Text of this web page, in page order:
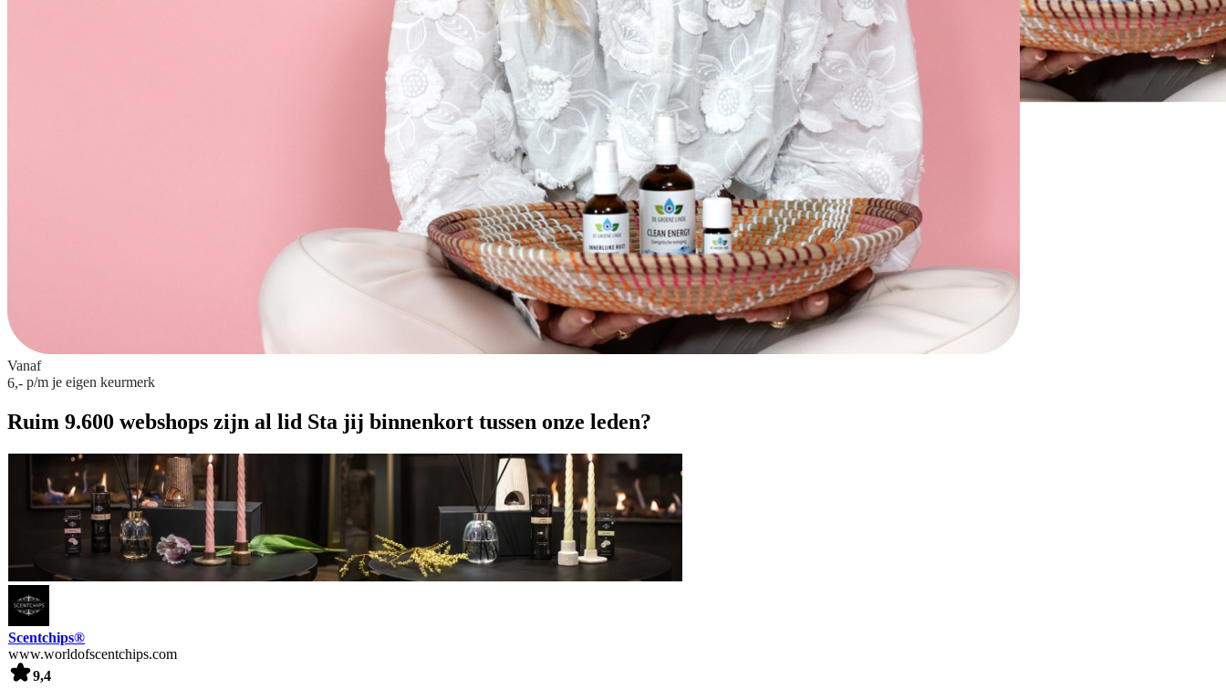
Vanaf
6,- p/m je eigen keurmerk
Ruim 9.600 webshops zijn al lid Sta jij binnenkort tussen onze leden?
Scentchips®
www.worldofscentchips.com
9,4